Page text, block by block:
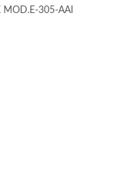
MOD.E-305-AAI